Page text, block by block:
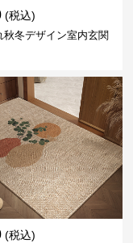
(税込)
秋冬デザイン室内玄関
(税込)